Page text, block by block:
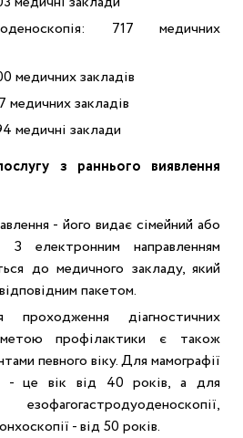
717 медичних
медичних закладів
закладів
медичні заклади
з раннього виявлення
- його видає сімейний або
З електронним направленням
до медичного закладу, який
пакетом.
діагностичних
профілактики є також
певного віку. Для мамографії
- це вік від 40 років, а для
- від 50 років.